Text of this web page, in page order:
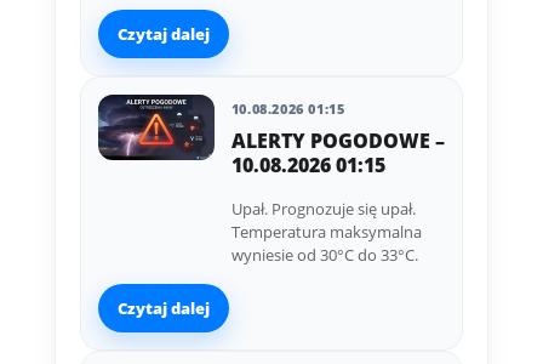
Czytaj dalej
10.08.2026 01:15
ALERTY POGODOWE –
10.08.2026 01:15
Upał. Prognozuje się upał.
Temperatura maksymalna
wyniesie od 30°C do 33°C.
Czytaj dalej